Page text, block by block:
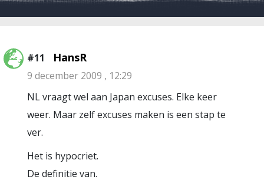
#11 HansR
9 december 2009 , 12:29
NL vraagt wel aan Japan excuses. Elke keer
weer. Maar zelf excuses maken is een stap te
ver.
Het is hypocriet.
De definitie van.